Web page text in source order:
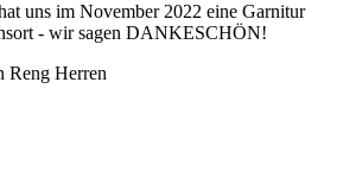
uns im November 2022 eine Garnitur
- wir sagen DANKESCHÖN!